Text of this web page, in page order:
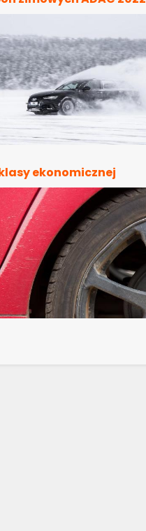
ekonomicznej